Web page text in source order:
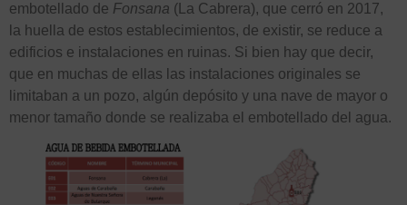
embotellado de Fonsana (La Cabrera), que cerró en 2017,
la huella de estos establecimientos, de existir, se reduce a
edificios e instalaciones en ruinas. Si bien hay que decir,
que en muchas de ellas las instalaciones originales se
limitaban a un pozo, algún depósito y una nave de mayor o
menor tamaño donde se realizaba el embotellado del agua.